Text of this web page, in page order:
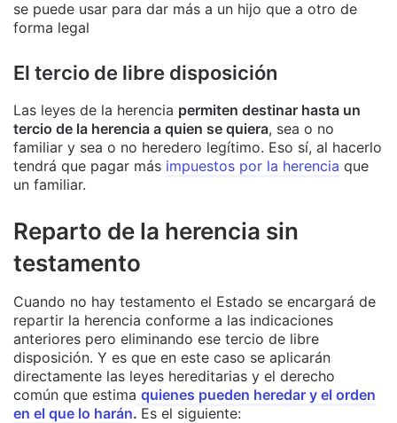
se puede usar para dar más a un hijo que a otro de
forma legal
El tercio de libre disposición
Las leyes de la herencia permiten destinar hasta un
tercio de la herencia a quien se quiera, sea o no
familiar y sea o no heredero legítimo. Eso sí, al hacerlo
tendrá que pagar más impuestos por la herencia que
un familiar.
Reparto de la herencia sin
testamento
Cuando no hay testamento el Estado se encargará de
repartir la herencia conforme a las indicaciones
anteriores pero eliminando ese tercio de libre
disposición. Y es que en este caso se aplicarán
directamente las leyes hereditarias y el derecho
común que estima quienes pueden heredar y el orden
en el que lo harán. Es el siguiente: